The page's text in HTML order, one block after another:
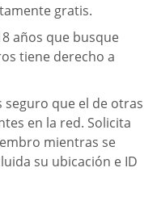
gratis.
años que busque
tiene derecho a
seguro que el de otras
en la red. Solicita
mientras se
su ubicación e ID